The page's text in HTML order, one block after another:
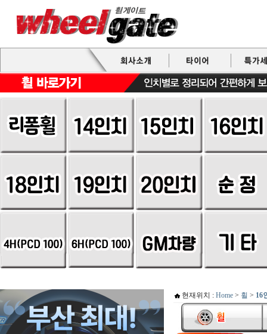
현재위치 : Home > 휠 > 16